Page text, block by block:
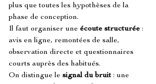
plus que toutes les hypothèses de la
phase de conception.
Il faut organiser une écoute structurée :
avis en ligne, remontées de salle,
observation directe et questionnaires
courts auprès des habitués.
On distingue le signal du bruit : une